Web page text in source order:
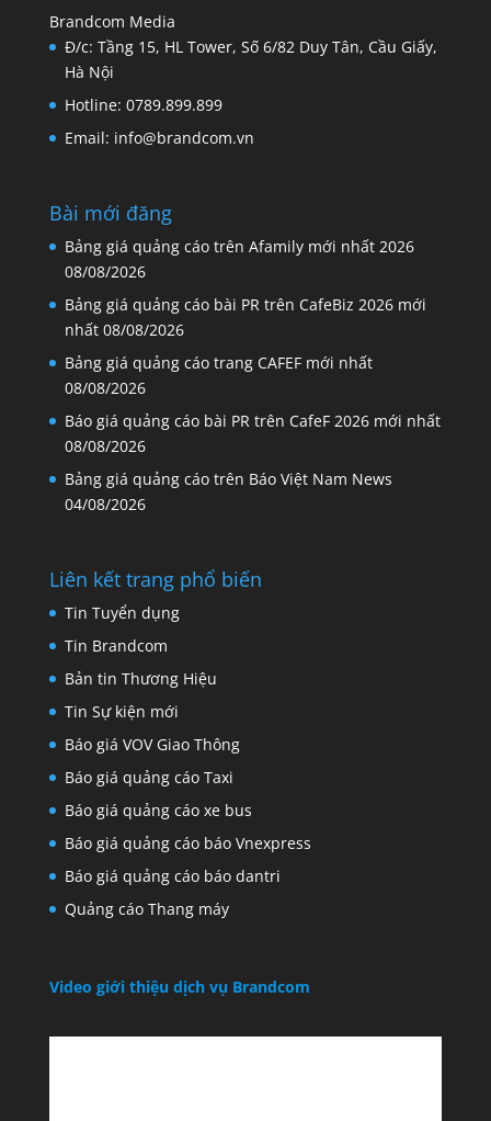
Brandcom Media
Đ/c: Tầng 15, HL Tower, Số 6/82 Duy Tân, Cầu Giấy,
Hà Nội
Hotline: 0789.899.899
Email: info@brandcom.vn
Bài mới đăng
Bảng giá quảng cáo trên Afamily mới nhất 2026
08/08/2026
Bảng giá quảng cáo bài PR trên CafeBiz 2026 mới
nhất 08/08/2026
Bảng giá quảng cáo trang CAFEF mới nhất
08/08/2026
Báo giá quảng cáo bài PR trên CafeF 2026 mới nhất
08/08/2026
Bảng giá quảng cáo trên Báo Việt Nam News
04/08/2026
Liên kết trang phổ biến
Tin Tuyển dụng
Tin Brandcom
Bản tin Thương Hiệu
Tin Sự kiện mới
Báo giá VOV Giao Thông
Báo giá quảng cáo Taxi
Báo giá quảng cáo xe bus
Báo giá quảng cáo báo Vnexpress
Báo giá quảng cáo báo dantri
Quảng cáo Thang máy
Video giới thiệu dịch vụ Brandcom